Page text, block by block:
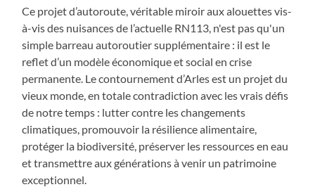
Ce projet d’autoroute, véritable miroir aux alouettes vis-
à-vis des nuisances de l’actuelle RN113, n'est pas qu'un
simple barreau autoroutier supplémentaire : il est le
reflet d’un modèle économique et social en crise
permanente. Le contournement d’Arles est un projet du
vieux monde, en totale contradiction avec les vrais défis
de notre temps : lutter contre les changements
climatiques, promouvoir la résilience alimentaire,
protéger la biodiversité, préserver les ressources en eau
et transmettre aux générations à venir un patrimoine
exceptionnel.